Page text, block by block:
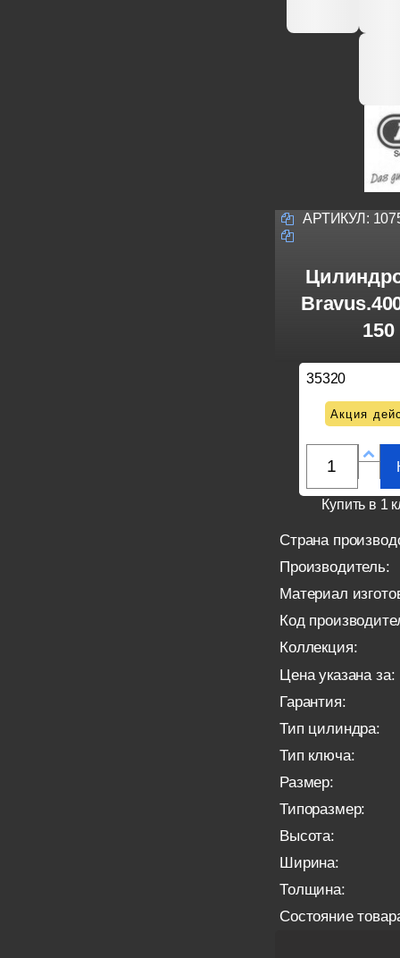
АРТИКУЛ:
35320
Акция
Купить в 1
Страна
Производитель:
Материал
Код
Коллекция:
Цена указана за:
Гарантия:
Тип цилиндра:
Тип ключа:
Размер:
Типоразмер:
Высота:
Ширина:
Толщина:
Состояние